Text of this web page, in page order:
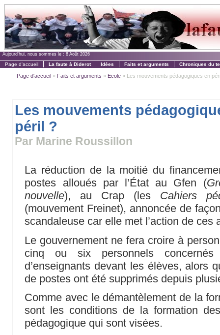
Aujourd'hui, nous sommes le : 8 Août 2026
Page d'accueil La faute à Diderot Idées Faits et arguments Chroniques du
Page d'accueil » Faits et arguments » Ecole » Les mouvements pédagogiques en
Les mouvements
péril ?
Par Marine Roussillon
La réduction de la moitié du
postes alloués par l’État au Gfen (
nouvelle), au Crap (les Cahiers
(mouvement Freinet), annoncée de
scandaleuse car elle met l’action de ces
Le gouvernement ne fera croire à
cinq ou six personnels concernés
d’enseignants devant les élèves, alors
de postes ont été supprimés depuis
Comme avec le démantèlement de la
sont les conditions de la formation
pédagogique qui sont visées.